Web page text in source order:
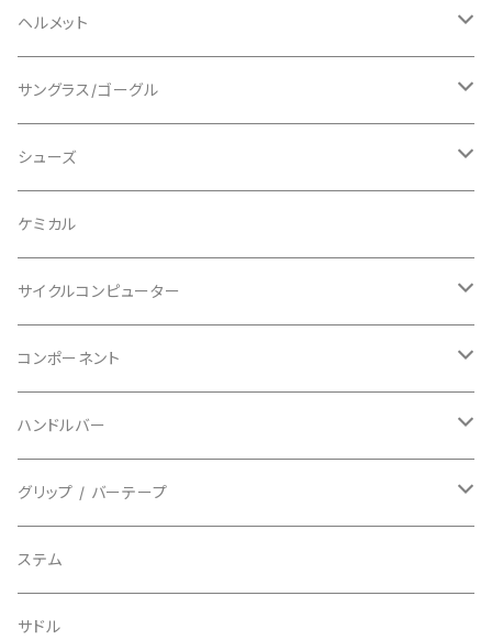
ALL MOUNTAIN STYLE
AVID/アヴィド
BAR MITTS/バーミッツ
BAZOOKA/バズーカ
BBB/ビービービー
BELL/ベル
BIKEHAND/バイクハンド
BIO RACER/ビオレーサー
BIKEYOKE/バイクヨーク
BLACKBURN/ブラックバーン
ロングスリーブ
ショートスリーブ
ジャケット
ショーツ
ビブタイプ
パンツ / タイツ
上下セット
グローブ
指切り
フルフィンガー
ソックス
シューズカバー
キャップ
その他
エルボー/肘
ニー/膝
その他
ヘルメット
ロード
マウンテンバイク
フルフェイス
キッズ
サングラス/ゴーグル
アクセサリー
シューズ
ロード
グラベル
マウンテンバイク
フラットペダル用
ビンディングペダル用
インソール
ケミカル
サイクルコンピューター
ヘッドユニット
センサー
アクセサリー
コンポーネント
カセットスプロケット
シフターマウント
ステムスペーサー
ケーブル類
ハンドルバー
ドロップハンドル
フラット/ライザーバー
グリップ / バーテープ
グリップ
バーテープ
ステム
サドル